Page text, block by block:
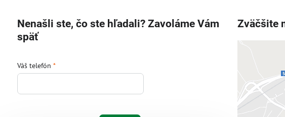
Nenašli ste, čo ste hľadali? Zavoláme Vám
späť
Váš telefón *
Zväčšite